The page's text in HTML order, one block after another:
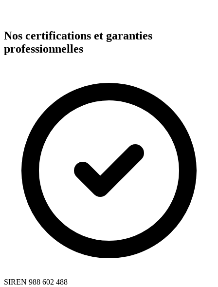
Nos certifications et garanties
professionnelles
SIREN 988 602 488